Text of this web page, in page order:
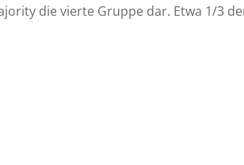
die vierte Gruppe dar. Etwa 1/3